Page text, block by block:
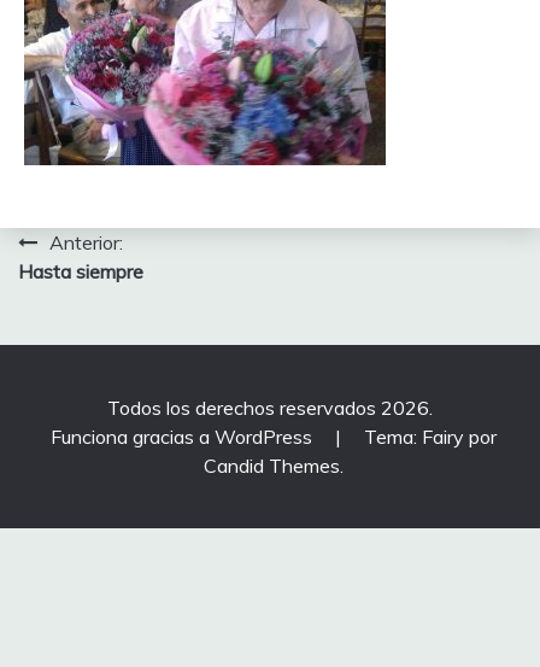
Navegación
de
entradas
Anterior:
Hasta siempre
Todos los derechos reservados 2026.
Funciona gracias a WordPress
|
Tema: Fairy por
Candid Themes